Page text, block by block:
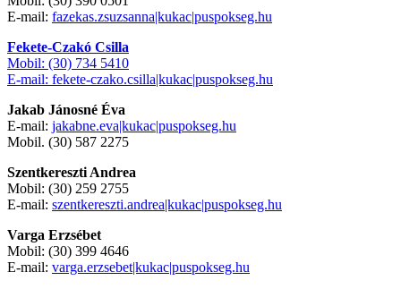
E-mail: fazekas.zsuzsanna|kukac|puspokseg.hu
Fekete-Czakó Csilla
Mobil: (30) 734 5410
E-mail: fekete-czako.csilla|kukac|puspokseg.hu
Jakab Jánosné Éva
E-mail: jakabne.eva|kukac|puspokseg.hu
Mobil. (30) 587 2275
Szentkereszti Andrea
Mobil: (30) 259 2755
E-mail: szentkereszti.andrea|kukac|puspokseg.hu
Varga Erzsébet
Mobil: (30) 399 4646
E-mail: varga.erzsebet|kukac|puspokseg.hu